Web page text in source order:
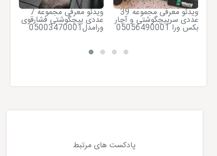
ویدئو معرفی مجموعه 7
عددی پیچگوشتی فشارقوی
ورامدل05003470001
ویدئو معرفی مجموعه 39
عددی سرپیچگوشتی و آچار
بکس ورا 05056490001
پادکست های مرتبط